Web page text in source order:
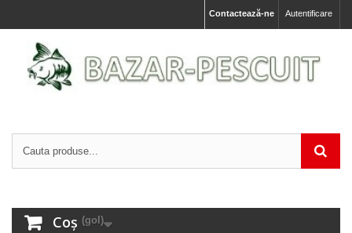
Autentificare
Contactează-ne
Coș (gol)